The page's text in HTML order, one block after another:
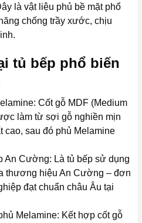
là vật liệu phủ bề mặt phổ
chống trầy xước, chịu
tủ bếp phổ biến
Cốt gỗ MDF (Medium
làm từ sợi gỗ nghiền mịn
cao, sau đó phủ Melamine
An Cường: Là tủ bếp sử dụng
thương hiệu An Cường – đơn
đạt chuẩn châu Âu tại
Melamine: Kết hợp cốt gỗ